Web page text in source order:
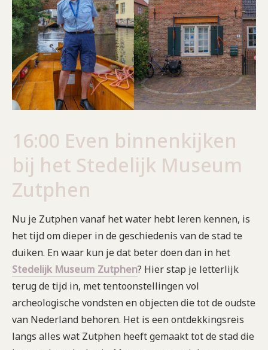
16:00 Even binnenkijken
bij het Stedelijk Museum
Zutphen
Nu je Zutphen vanaf het water hebt leren kennen, is
het tijd om dieper in de geschiedenis van de stad te
duiken. En waar kun je dat beter doen dan in het
Stedelijk Museum Zutphen? Hier stap je letterlijk
terug de tijd in, met tentoonstellingen vol
archeologische vondsten en objecten die tot de oudste
van Nederland behoren. Het is een ontdekkingsreis
langs alles wat Zutphen heeft gemaakt tot de stad die